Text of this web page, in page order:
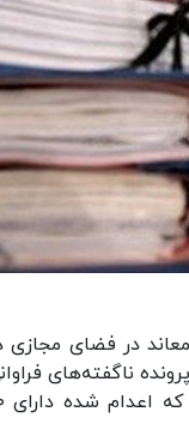
در فضای مجازی در
ناگفته‌های فراوانی
را نادیده می‌گیرند. اما واقعیت ماجرا چیست؟ سوابق نشان می‌دهد فردی که اعدام شده دارای ۲۰